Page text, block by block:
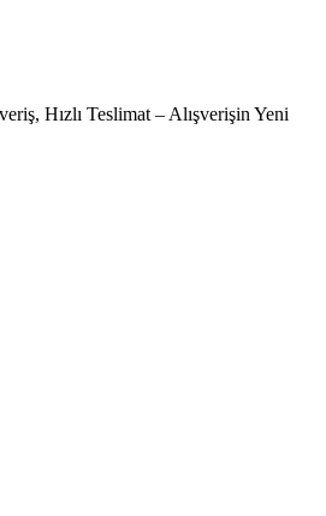
Hızlı Teslimat – Alışverişin Yeni